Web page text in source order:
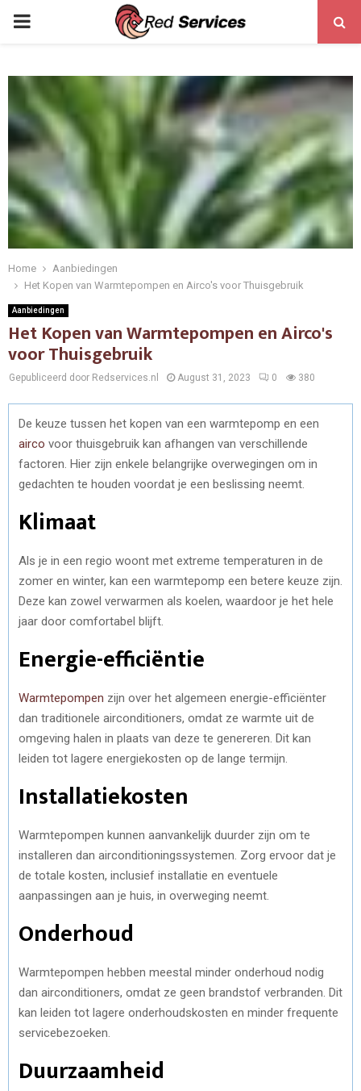
PRIMARY
Home
Aanbiedingen
Het Kopen van Warmtepompen en Airco's voor Thuisgebruik
Aanbiedingen
Het Kopen van Warmtepompen en Airco's
voor Thuisgebruik
Gepubliceerd door Redservices.nl August 31, 2023 0 380
De keuze tussen het kopen van een warmtepomp en een
airco voor thuisgebruik kan afhangen van verschillende
factoren. Hier zijn enkele belangrijke overwegingen om in
gedachten te houden voordat je een beslissing neemt.
Klimaat
Als je in een regio woont met extreme temperaturen in de
zomer en winter, kan een warmtepomp een betere keuze zijn.
Deze kan zowel verwarmen als koelen, waardoor je het hele
jaar door comfortabel blijft.
Energie-efficiëntie
Warmtepompen zijn over het algemeen energie-efficiënter
dan traditionele airconditioners, omdat ze warmte uit de
omgeving halen in plaats van deze te genereren. Dit kan
leiden tot lagere energiekosten op de lange termijn.
Installatiekosten
Warmtepompen kunnen aanvankelijk duurder zijn om te
installeren dan airconditioningssystemen. Zorg ervoor dat je
de totale kosten, inclusief installatie en eventuele
aanpassingen aan je huis, in overweging neemt.
Onderhoud
Warmtepompen hebben meestal minder onderhoud nodig
dan airconditioners, omdat ze geen brandstof verbranden. Dit
kan leiden tot lagere onderhoudskosten en minder frequente
servicebezoeken.
Duurzaamheid